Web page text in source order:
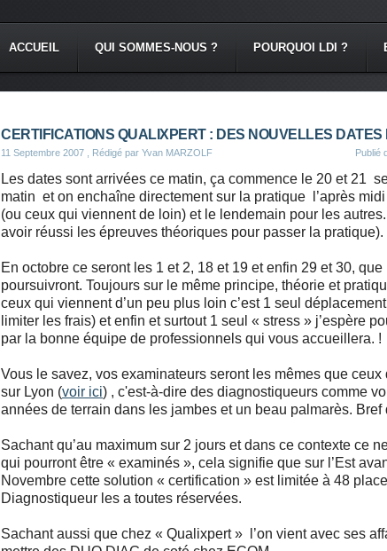
ACCUEIL QUI SOMMES-NOUS ? POURQUOI LDI ?
CERTIFICATIONS QUALIXPERT : DES NOUVELLES
11 Septembre 2007 , Rédigé par Yvan MARZOLF Publié
Les dates sont arrivées ce matin, ça commence le 20 et 21
matin et on enchaîne directement sur la pratique l’après
(ou ceux qui viennent de loin) et le lendemain pour les
avoir réussi les épreuves théoriques pour passer la pratique).
En octobre ce seront les 1 et 2, 18 et 19 et enfin 29 et 30,
poursuivront. Toujours sur le même principe, théorie et
ceux qui viennent d’un peu plus loin c’est 1 seul
limiter les frais) et enfin et surtout 1 seul « stress » j’espère
par la bonne équipe de professionnels qui vous accueillera. !
Vous le savez, vos examinateurs seront les mêmes que ceux
sur Lyon (voir ici) , c'est-à-dire des diagnostiqueurs comme
années de terrain dans les jambes et un beau palmarès. Bref
Sachant qu’au maximum sur 2 jours et dans ce contexte ce
qui pourront être « examinés », cela signifie que sur l’Est
Novembre cette solution « certification » est limitée à 48
Diagnostiqueur les a toutes réservées.
Sachant aussi que chez « Qualixpert » l’on vient avec ses